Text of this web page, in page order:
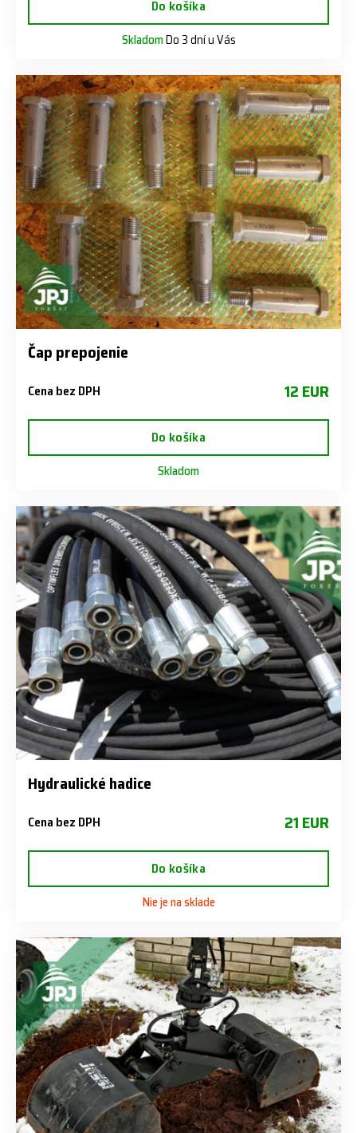
Do košíka
SkladomDo 3 dní u Vás
Čap prepojenie
Cena bez DPH 12 EUR
Do košíka
Skladom
Hydraulické hadice
Cena bez DPH 21 EUR
Do košíka
Nie je na sklade